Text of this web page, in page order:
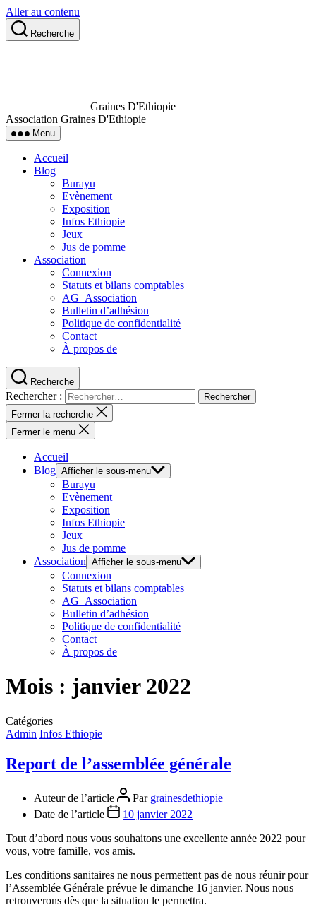
Aller au contenu
Recherche
Graines D'Ethiopie
Association Graines D'Ethiopie
Menu
Accueil
Blog
Burayu
Evènement
Exposition
Infos Ethiopie
Jeux
Jus de pomme
Association
Connexion
Statuts et bilans comptables
AG_Association
Bulletin d’adhésion
Politique de confidentialité
Contact
À propos de
Recherche
Rechercher :
Fermer la recherche
Fermer le menu
Accueil
Blog Afficher le sous-menu
Burayu
Evènement
Exposition
Infos Ethiopie
Jeux
Jus de pomme
Association Afficher le sous-menu
Connexion
Statuts et bilans comptables
AG_Association
Bulletin d’adhésion
Politique de confidentialité
Contact
À propos de
Mois : janvier 2022
Catégories
Admin Infos Ethiopie
Report de l’assemblée générale
Auteur de l’article Par grainesdethiopie
Date de l’article
10 janvier 2022
Tout d’abord nous vous souhaitons une excellente année 2022 pour
vous, votre famille, vos amis.
Les conditions sanitaires ne nous permettent pas de nous réunir pour
l’Assemblée Générale prévue le dimanche 16 janvier. Nous nous
retrouverons dès que la situation le permettra.